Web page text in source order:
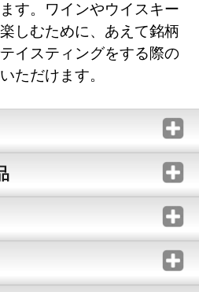
す。ワインやウイスキー
しむために、あえて銘柄
イスティングをする際の
ただけます。